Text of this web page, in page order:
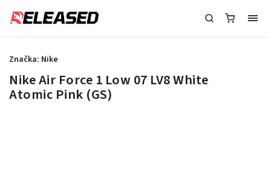
Nike Air Force 1 Low 07 LV8 White
Atomic Pink (GS)
Značka: Nike